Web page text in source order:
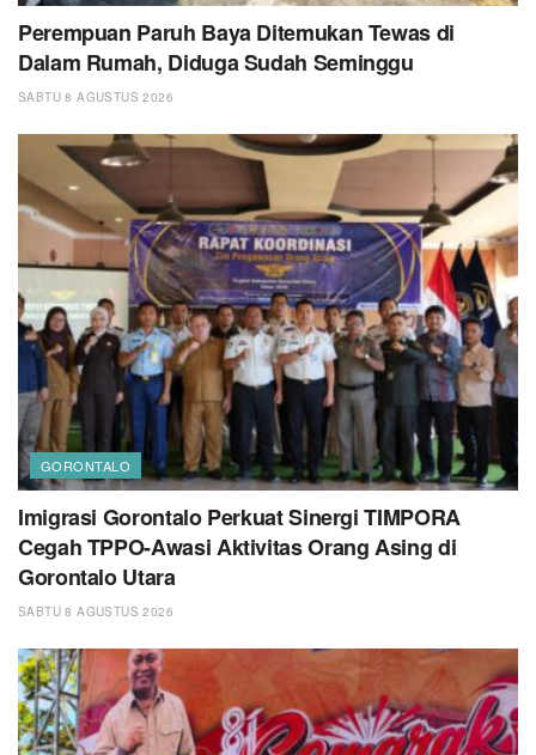
Perempuan Paruh Baya Ditemukan Tewas di
Dalam Rumah, Diduga Sudah Seminggu
SABTU 8 AGUSTUS 2026
GORONTALO
Imigrasi Gorontalo Perkuat Sinergi TIMPORA
Cegah TPPO-Awasi Aktivitas Orang Asing di
Gorontalo Utara
SABTU 8 AGUSTUS 2026